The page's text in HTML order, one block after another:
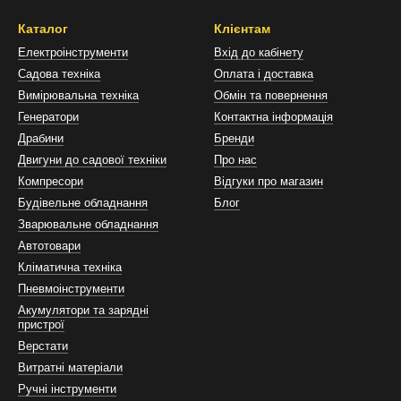
перфоратора?
варто обирати, відштовхуючись від задач, які ви хочете
під кріплення. Він має невелику вагу.
від 1000 до 1500 Вт вважаються універсальним рішенням для
твердими матеріалами значно швидше, витримують
потужний перфоратор, то варто звернути увагу на моделі від
прокладання комунікацій та свердління отворів значного діаметра.
частоту ударів і швидкість обертання шпинделя. Менеджери
Каталог
Електроінструменти
Садова техніка
Вимірювальна техніка
Генератори
Драбини
Двигуни до садової техніки
Компресори
Будівельне обладнання
Зварювальне обладнання
Автотовари
Кліматична техніка
Пневмоінструменти
Акумулятори та зарядні
пристрої
Верстати
Витратні матеріали
Ручні інструменти
Клієнтам
Вхід до кабінету
Оплата і доставка
Обмін та повернення
Контактна інформація
Бренди
Про нас
Відгуки про магазин
Блог